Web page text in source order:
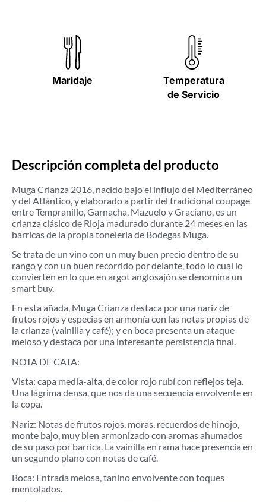
Maridaje
Temperatura
de Servicio
Descripción completa del producto
Muga Crianza 2016, nacido bajo el influjo del Mediterráneo
y del Atlántico, y elaborado a partir del tradicional coupage
entre Tempranillo, Garnacha, Mazuelo y Graciano, es un
crianza clásico de Rioja madurado durante 24 meses en las
barricas de la propia tonelería de Bodegas Muga.
Se trata de un vino con un muy buen precio dentro de su
rango y con un buen recorrido por delante, todo lo cual lo
convierten en lo que en argot anglosajón se denomina un
smart buy.
En esta añada, Muga Crianza destaca por una nariz de
frutos rojos y especias en armonía con las notas propias de
la crianza (vainilla y café); y en boca presenta un ataque
meloso y destaca por una interesante persistencia final.
NOTA DE CATA:
Vista: capa media-alta, de color rojo rubí con reflejos teja.
Una lágrima densa, que nos da una secuencia envolvente en
la copa.
Nariz: Notas de frutos rojos, moras, recuerdos de hinojo,
monte bajo, muy bien armonizado con aromas ahumados
de su paso por barrica. La vainilla en rama hace presencia en
un segundo plano con notas de café.
Boca: Entrada melosa, tanino envolvente con toques
mentolados.